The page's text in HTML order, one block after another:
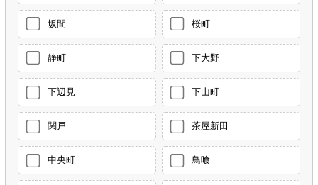
坂間 桜町
静町 下大野
下辺見 下山町
関戸 茶屋新田
中央町 鳥喰